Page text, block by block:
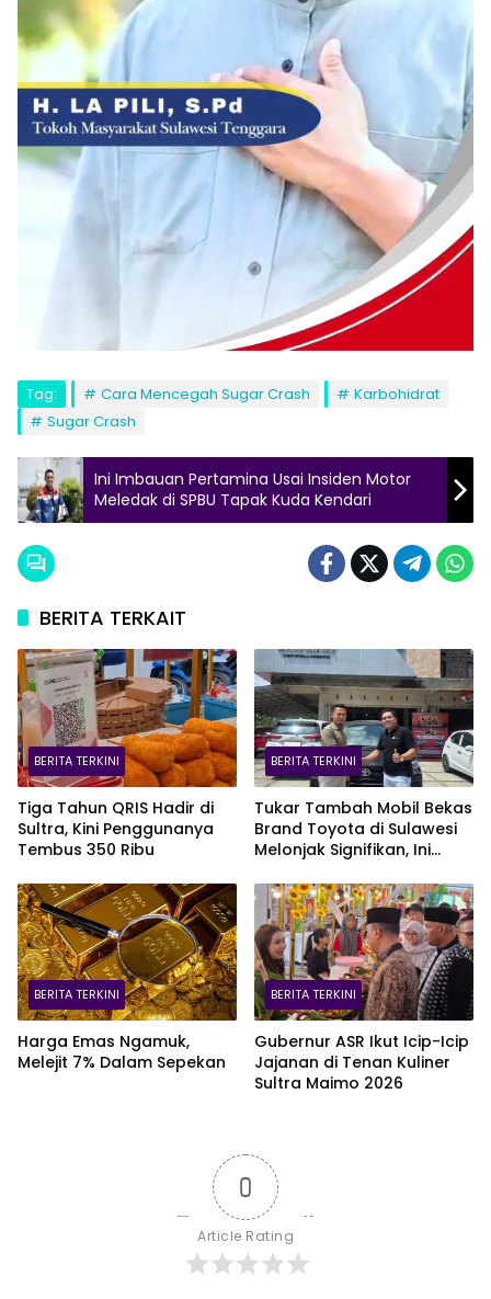
Tag: Cara Mencegah Sugar Crash
Karbohidrat
Sugar Crash
Ini Imbauan Pertamina Usai Insiden Motor
Meledak di SPBU Tapak Kuda Kendari
BERITA TERKAIT
BERITA TERKINI
Tiga Tahun QRIS Hadir di
Sultra, Kini Penggunanya
Tembus 350 Ribu
BERITA TERKINI
Tukar Tambah Mobil Bekas
Brand Toyota di Sulawesi
Melonjak Signifikan, Ini
BERITA TERKINI
Harga Emas Ngamuk,
Melejit 7% Dalam Sepekan
BERITA TERKINI
Gubernur ASR Ikut Icip-Icip
Jajanan di Tenan Kuliner
Sultra Maimo 2026
0
Article Rating